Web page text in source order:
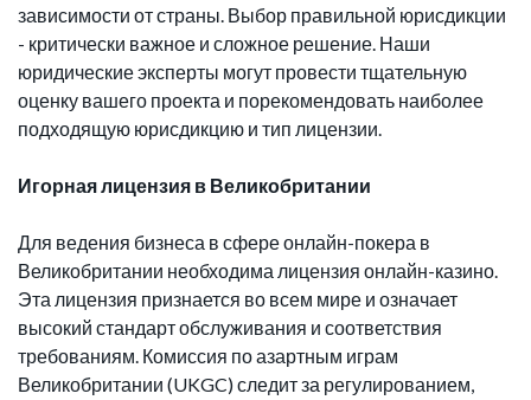
зависимости от страны. Выбор правильной юрисдикции
- критически важное и сложное решение. Наши
юридические эксперты могут провести тщательную
оценку вашего проекта и порекомендовать наиболее
подходящую юрисдикцию и тип лицензии.
Игорная лицензия в Великобритании
Для ведения бизнеса в сфере онлайн-покера в
Великобритании необходима лицензия онлайн-казино.
Эта лицензия признается во всем мире и означает
высокий стандарт обслуживания и соответствия
требованиям. Комиссия по азартным играм
Великобритании (UKGC) следит за регулированием,